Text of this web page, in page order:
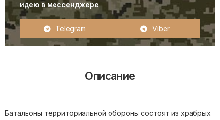
идею в мессенджере
Telegram Viber
Описание
Батальоны территориальной обороны состоят из храбрых